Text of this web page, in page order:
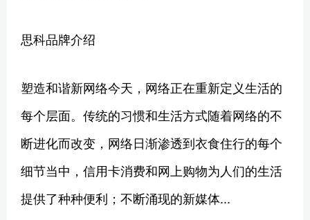
思科品牌介绍
塑造和谐新网络今天，网络正在重新定义生活的
每个层面。传统的习惯和生活方式随着网络的不
断进化而改变，网络日渐渗透到衣食住行的每个
细节当中，信用卡消费和网上购物为人们的生活
提供了种种便利；不断涌现的新媒体...